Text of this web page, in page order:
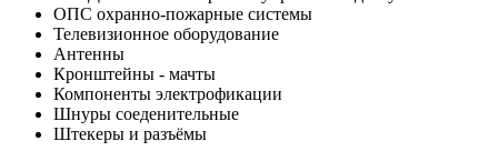
ОПС охранно-пожарные системы
Телевизионное оборудование
Антенны
Кронштейны - мачты
Компоненты электрофикации
Шнуры соеденительные
Штекеры и разъёмы